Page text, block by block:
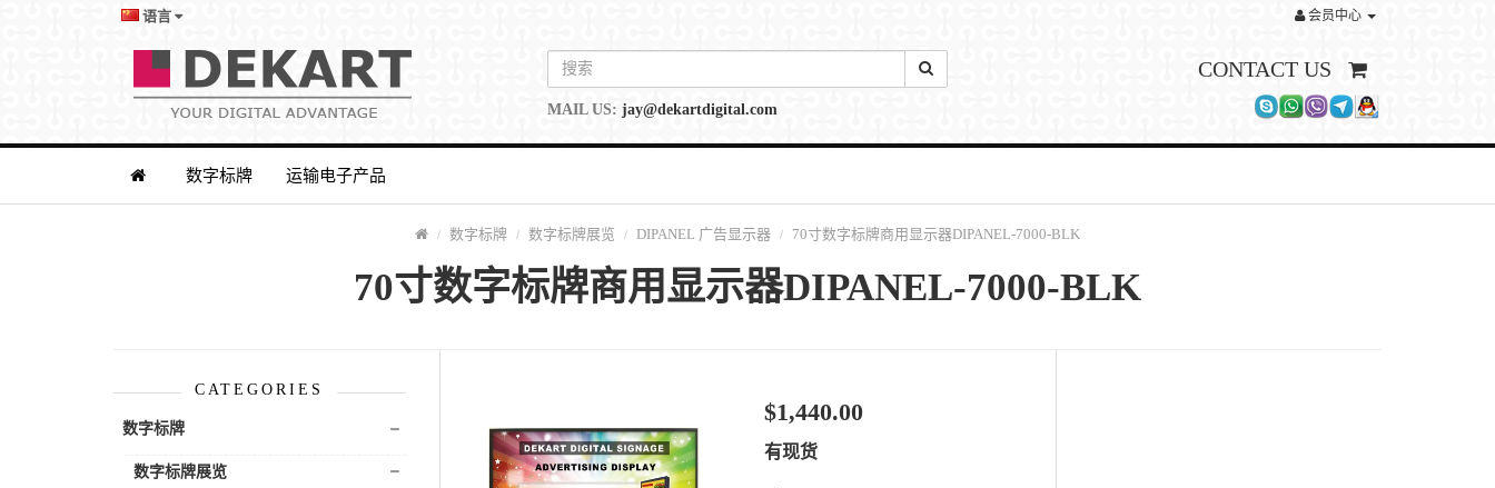
会员中心
语言
MAIL US: jay@dekartdigital.com
CONTACT US
数字标牌 运输电子产品
数字标牌 数字标牌展览 DIPANEL 广告显示器 70寸数字标牌商用显示器DIPANEL-7000-BLK
70寸数字标牌商用显示器DIPANEL-7000-BLK
CATEGORIES
数字标牌
数字标牌展览
$1,440.00
有现货